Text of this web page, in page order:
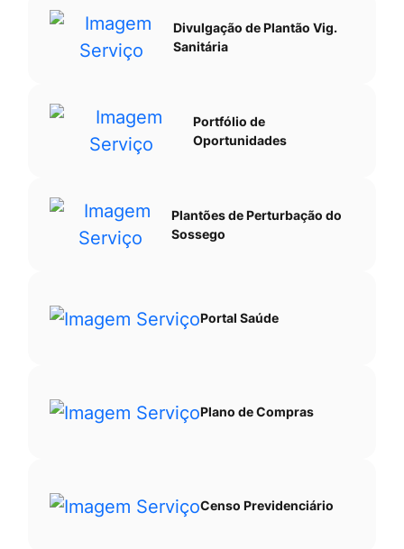
Divulgação de Plantão Vig.
Sanitária
Portfólio de
Oportunidades
Plantões de Perturbação do
Sossego
Portal Saúde
Plano de Compras
Censo Previdenciário